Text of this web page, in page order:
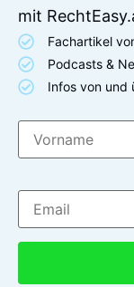
mit
Fachartikel
Podcasts &
Infos von und